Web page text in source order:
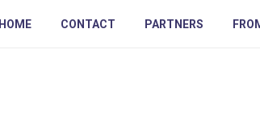
HOME CONTACT PARTNERS